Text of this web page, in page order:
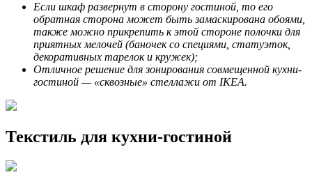
Если шкаф развернут в сторону гостиной, то его
обратная сторона может быть замаскирована обоями,
также можно прикрепить к этой стороне полочки для
приятных мелочей (баночек со специями, статуэток,
декоративных тарелок и кружек);
Отличное решение для зонирования совмещенной кухни-
гостиной — «сквозные» стеллажи от IKEA.
Текстиль для кухни-гостиной